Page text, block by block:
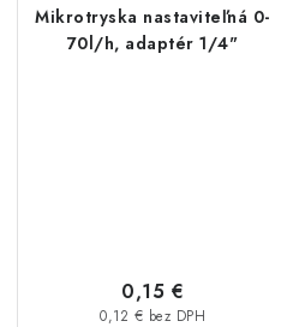
Mikrotryska nastaviteľná 0-
70l/h, adaptér 1/4"
0,12 € bez DPH
0,15 €